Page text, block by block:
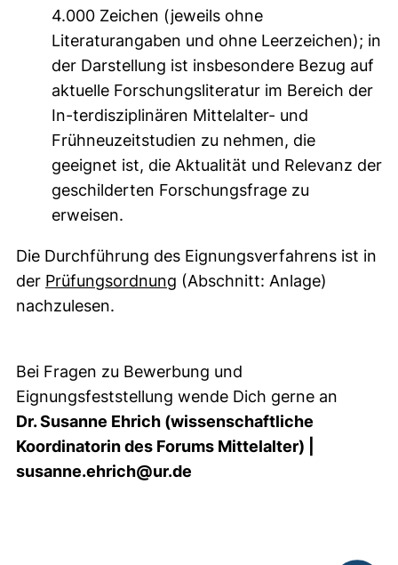
4.000 Zeichen (jeweils ohne
Literaturangaben und ohne Leerzeichen); in
der Darstellung ist insbesondere Bezug auf
aktuelle Forschungsliteratur im Bereich der
In-terdisziplinären Mittelalter- und
Frühneuzeitstudien zu nehmen, die
geeignet ist, die Aktualität und Relevanz der
geschilderten Forschungsfrage zu
erweisen.
Die Durchführung des Eignungsverfahrens ist in
der Prüfungsordnung (öffnet neues Fenster).
(Abschnitt: Anlage)
nachzulesen.
Bei Fragen zu Bewerbung und
Eignungsfeststellung wende Dich gerne an
Dr. Susanne Ehrich (wissenschaftliche
Koordinatorin des Forums Mittelalter) |
susanne.ehrich@ur.de